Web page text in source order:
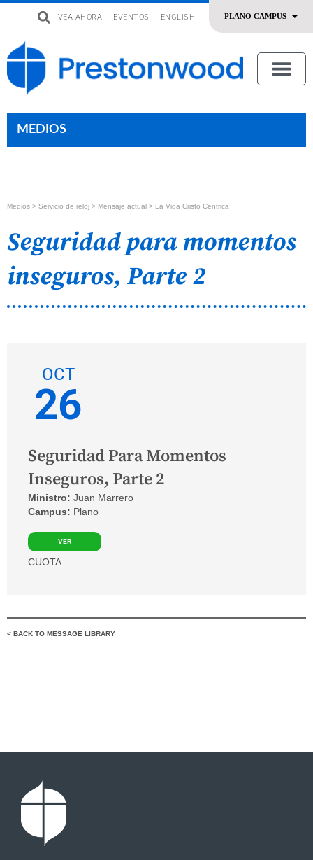
VEA AHORA EVENTOS ENGLISH
MEDIOS
Medios > Servicio de reloj > Mensaje actual > La Vida Cristo Centrica
Seguridad para momentos
inseguros, Parte 2
OCT
26
Seguridad Para Momentos
Inseguros, Parte 2
Ministro: Juan Marrero
Campus: Plano
VER
CUOTA:
< BACK TO MESSAGE LIBRARY